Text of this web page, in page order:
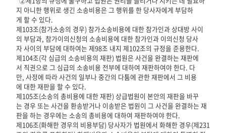
지 아니한 행위로 생긴 소송비용은 그 행위를 한 당사자에게 부담하
게 할 수 있다.
제103조(참가소송의 경우) 참가소송비용에 대한 참가인과 상대방 사이
의 부담과, 참가이의신청의 소송비용에 대한 참가인과 이의신청 당사
자 사이의 부담에 대하여는 제98조 내지 제102조의 규정을 준용한다.
제104조(각 심급의 소송비용의 재판) 법원은 사건을 완결하는 재판에
서 직권으로 그 심급의 소송비용 전부에 대하여 재판하여야 한다. 다
만, 사정에 따라 사건의 일부나 중간의 다툼에 관한 재판에서 그 비용
에 대한 재판을 할 수 있다.
제105조(소송의 총비용에 대한 재판) 상급법원이 본안의 재판을 바꾸
는 경우 또는 사건을 환송받거나 이송받은 법원이 그 사건을 완결하는 재
판을 하는 경우에는 소송의 총비용에 대하여 재판하여야 한다.
제106조(화해한 경우의 비용부담) 당사자가 법원에서 화해한 경우(제231